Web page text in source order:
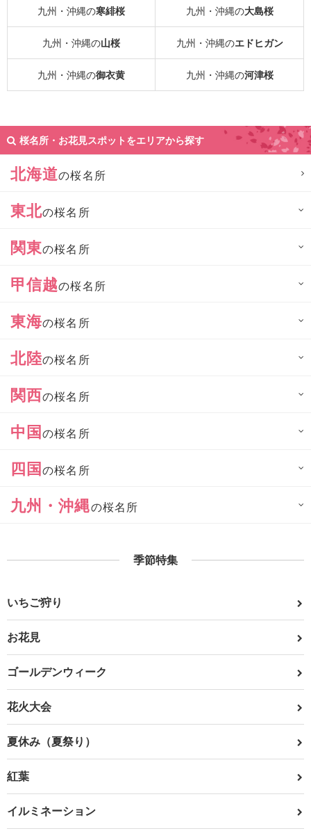
九州・沖縄の寒緋桜 九州・沖縄の大島桜
九州・沖縄の山桜 九州・沖縄のエドヒガン
九州・沖縄の御衣黄 九州・沖縄の河津桜
桜名所・お花見スポットをエリアから探す
北海道の桜名所
東北の桜名所
関東の桜名所
甲信越の桜名所
東海の桜名所
北陸の桜名所
関西の桜名所
中国の桜名所
四国の桜名所
九州・沖縄の桜名所
季節特集
いちご狩り
お花見
ゴールデンウィーク
花火大会
夏休み（夏祭り）
紅葉
イルミネーション